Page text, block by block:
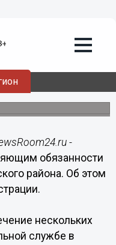
района
главы
-
обязанности
района. Об этом
нескольких
службе в